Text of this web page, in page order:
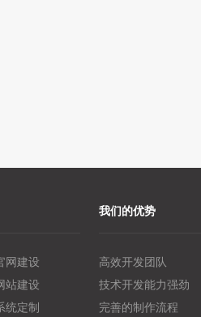
网建设
站建设
统定制
我们的优势
高效开发团队
技术开发能力强劲
完善的制作流程